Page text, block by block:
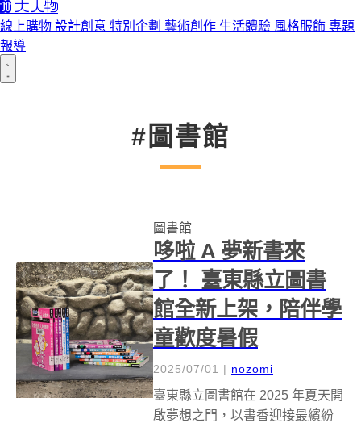
線上購物 設計創意 特別企劃 藝術創作 生活體驗 風格服飾 專題
報導
#圖書館
圖書館
哆啦 A 夢新書來
了！ 臺東縣立圖書
館全新上架，陪伴學
童歡度暑假
2025/07/01 | nozomi
臺東縣立圖書館在 2025 年夏天開
啟夢想之門，以書香迎接最繽紛